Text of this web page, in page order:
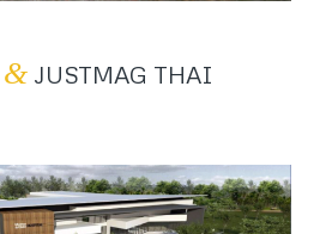
&JUSTMAG THAI